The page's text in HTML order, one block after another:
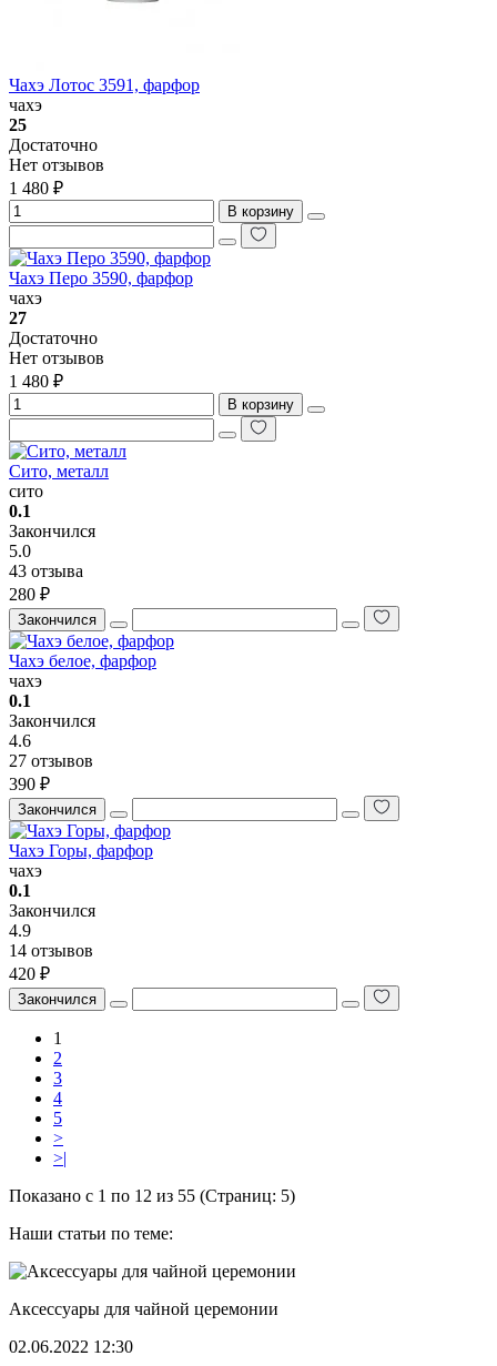
Чахэ Лотос 3591, фарфор
чахэ
25
Достаточно
Нет отзывов
1 480 ₽
В корзину
Чахэ Перо 3590, фарфор
чахэ
27
Достаточно
Нет отзывов
1 480 ₽
В корзину
Сито, металл
сито
0.1
Закончился
5.0
43 отзыва
280 ₽
Закончился
Чахэ белое, фарфор
чахэ
0.1
Закончился
4.6
27 отзывов
390 ₽
Закончился
Чахэ Горы, фарфор
чахэ
0.1
Закончился
4.9
14 отзывов
420 ₽
Закончился
1
2
3
4
5
>
>|
Показано с 1 по 12 из 55 (Страниц: 5)
Наши статьи по теме:
Аксессуары для чайной церемонии
02.06.2022 12:30